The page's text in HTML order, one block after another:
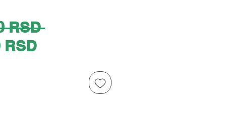
RSD Regular
RSDSale